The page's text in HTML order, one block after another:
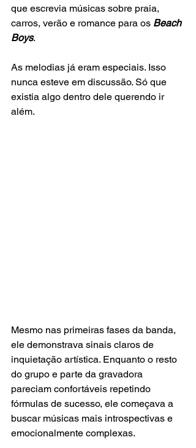
que escrevia músicas sobre praia,
carros, verão e romance para os Beach
Boys.
As melodias já eram especiais. Isso
nunca esteve em discussão. Só que
existia algo dentro dele querendo ir
além.
Mesmo nas primeiras fases da banda,
ele demonstrava sinais claros de
inquietação artística. Enquanto o resto
do grupo e parte da gravadora
pareciam confortáveis repetindo
fórmulas de sucesso, ele começava a
buscar músicas mais introspectivas e
emocionalmente complexas.